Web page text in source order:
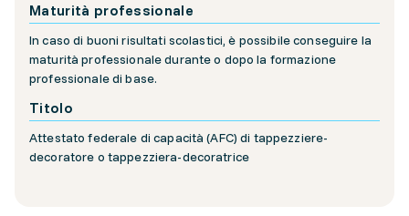
Maturità professionale
In caso di buoni risultati scolastici, è possibile conseguire la
maturità professionale durante o dopo la formazione
professionale di base.
Titolo
Attestato federale di capacità (AFC) di tappezziere-
decoratore o tappezziera-decoratrice